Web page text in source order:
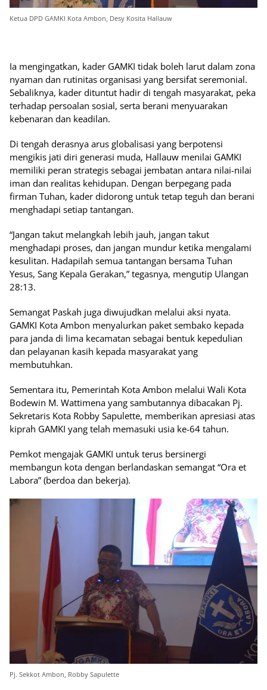
Ketua DPD GAMKI Kota Ambon, Desy Kosita Hallauw
Ia mengingatkan, kader GAMKI tidak boleh larut dalam zona
nyaman dan rutinitas organisasi yang bersifat seremonial.
Sebaliknya, kader dituntut hadir di tengah masyarakat, peka
terhadap persoalan sosial, serta berani menyuarakan
kebenaran dan keadilan.
Di tengah derasnya arus globalisasi yang berpotensi
mengikis jati diri generasi muda, Hallauw menilai GAMKI
memiliki peran strategis sebagai jembatan antara nilai-nilai
iman dan realitas kehidupan. Dengan berpegang pada
firman Tuhan, kader didorong untuk tetap teguh dan berani
menghadapi setiap tantangan.
“Jangan takut melangkah lebih jauh, jangan takut
menghadapi proses, dan jangan mundur ketika mengalami
kesulitan. Hadapilah semua tantangan bersama Tuhan
Yesus, Sang Kepala Gerakan,” tegasnya, mengutip Ulangan
28:13.
Semangat Paskah juga diwujudkan melalui aksi nyata.
GAMKI Kota Ambon menyalurkan paket sembako kepada
para janda di lima kecamatan sebagai bentuk kepedulian
dan pelayanan kasih kepada masyarakat yang
membutuhkan.
Sementara itu, Pemerintah Kota Ambon melalui Wali Kota
Bodewin M. Wattimena yang sambutannya dibacakan Pj.
Sekretaris Kota Robby Sapulette, memberikan apresiasi atas
kiprah GAMKI yang telah memasuki usia ke-64 tahun.
Pemkot mengajak GAMKI untuk terus bersinergi
membangun kota dengan berlandaskan semangat “Ora et
Labora” (berdoa dan bekerja).
Pj. Sekkot Ambon, Robby Sapulette